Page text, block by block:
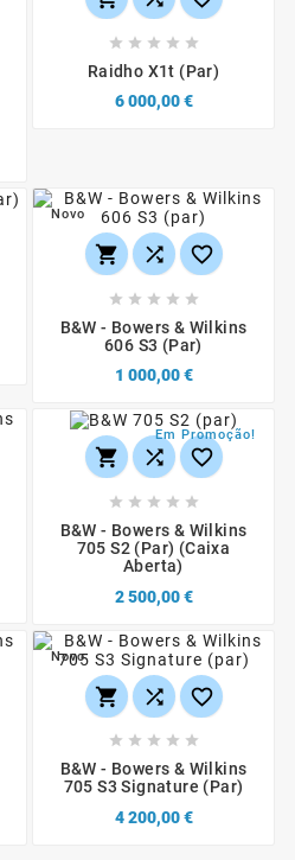
    
Raidho X1t (par)
6 000,00 €
Novo
  
    
B&W - Bowers & Wilkins
606 S3 (par)
1 000,00 €
Em Promoção!
  
    
B&W - Bowers & Wilkins
705 S2 (par) (caixa
Aberta)
2 500,00 €
Novo
  
    
B&W - Bowers & Wilkins
705 S3 Signature (par)
4 200,00 €